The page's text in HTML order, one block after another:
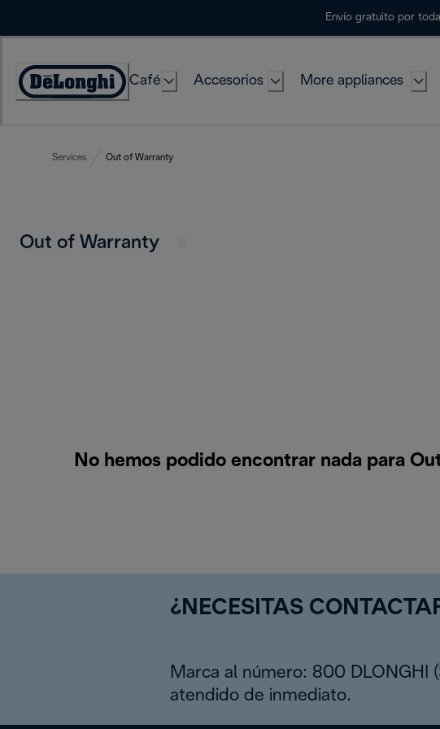
Envío gratuito por
Accessibility
Café Accesorios More appliances
Services Out of Warranty
Out of Warranty
No hemos podido encontrar nada para
¿NECESITAS
Marca al número: 800 DLONGHI
atendido de inmediato.